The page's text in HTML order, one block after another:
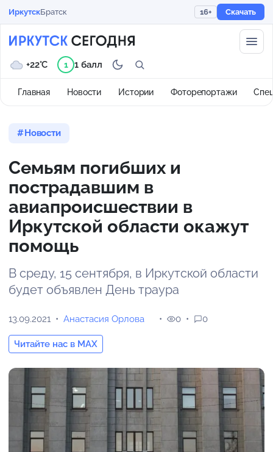
ИркутскБратск 16+ Скачать
Главная Новости Истории Фоторепортажи
+22°C 1 1 балл
Новости
Семьям погибших и
пострадавшим в
авиапроисшествии в
Иркутской области окажут
помощь
В среду, 15 сентября, в Иркутской области
будет объявлен День траура
13.09.2021 Анастасия Орлова
Читайте нас в MAX
0 0